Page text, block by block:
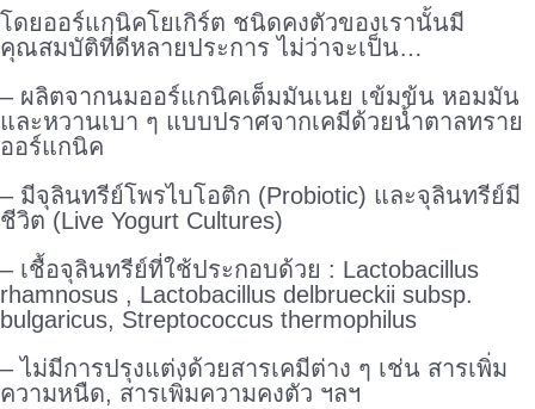
โดยออร์แกนิคโยเกิร์ต ชนิดคงตัวของเรานั้นมี
คุณสมบัติที่ดีหลายประการ ไม่ว่าจะเป็น…
– ผลิตจากนมออร์แกนิคเต็มมันเนย เข้มข้น หอมมัน
และหวานเบา ๆ แบบปราศจากเคมีด้วยน้ำตาลทราย
ออร์แกนิค
– มีจุลินทรีย์โพรไบโอติก (Probiotic) และจุลินทรีย์มี
ชีวิต (Live Yogurt Cultures)
– เชื้อจุลินทรีย์ที่ใช้ประกอบด้วย : Lactobacillus
rhamnosus , Lactobacillus delbrueckii subsp.
bulgaricus, Streptococcus thermophilus
– ไม่มีการปรุงแต่งด้วยสารเคมีต่าง ๆ เช่น สารเพิ่ม
ความหนืด, สารเพิ่มความคงตัว ฯลฯ